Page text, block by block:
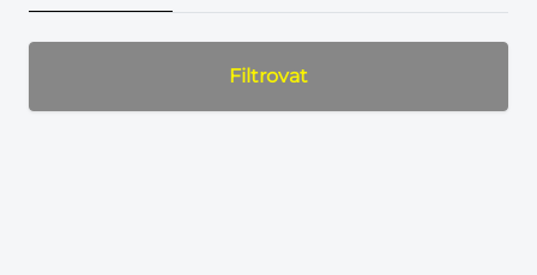
Filtrovat